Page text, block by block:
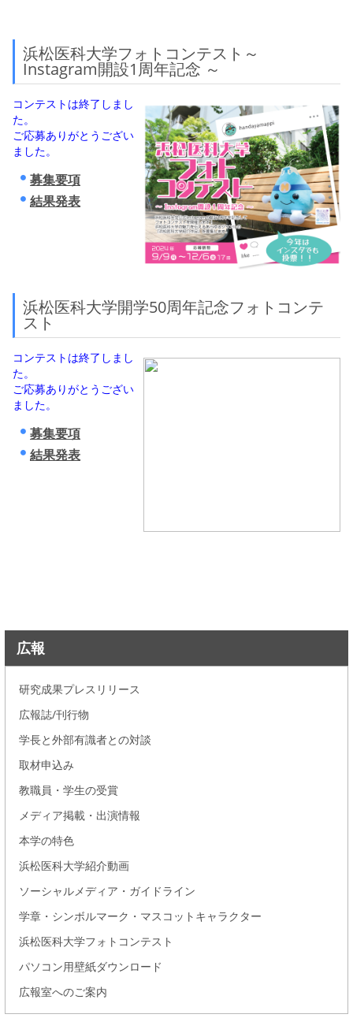
浜松医科大学フォトコンテスト～
Instagram開設1周年記念 ～
コンテストは終了しまし
た。
ご応募ありがとうござい
ました。
募集要項
結果発表
浜松医科大学開学50周年記念フォトコンテ
スト
コンテストは終了しまし
た。
ご応募ありがとうござい
ました。
募集要項
結果発表
広報
研究成果プレスリリース
広報誌/刊行物
学長と外部有識者との対談
取材申込み
教職員・学生の受賞
メディア掲載・出演情報
本学の特色
浜松医科大学紹介動画
ソーシャルメディア・ガイドライン
学章・シンボルマーク・マスコットキャラクター
浜松医科大学フォトコンテスト
パソコン用壁紙ダウンロード
広報室へのご案内